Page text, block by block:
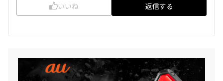
いいね 返信する